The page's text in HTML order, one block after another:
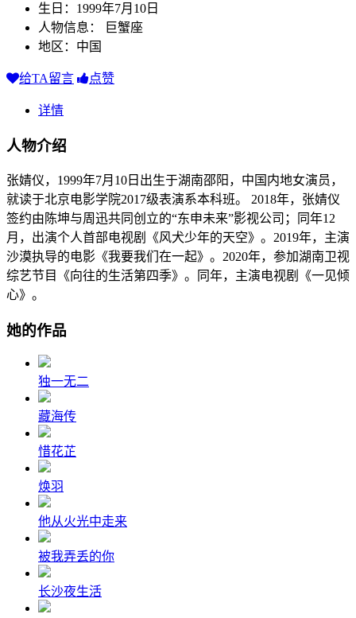
生日：1999年7月10日
人物信息： 巨蟹座
地区：中国
给TA留言 点赞
详情
人物介绍
张婧仪，1999年7月10日出生于湖南邵阳，中国内地女演员，
就读于北京电影学院2017级表演系本科班。 2018年，张婧仪
签约由陈坤与周迅共同创立的“东申未来”影视公司；同年12
月，出演个人首部电视剧《风犬少年的天空》。2019年，主演
沙漠执导的电影《我要我们在一起》。2020年，参加湖南卫视
综艺节目《向往的生活第四季》。同年，主演电视剧《一见倾
心》。
她的作品
独一无二
藏海传
惜花芷
焕羽
他从火光中走来
被我弄丢的你
长沙夜生活